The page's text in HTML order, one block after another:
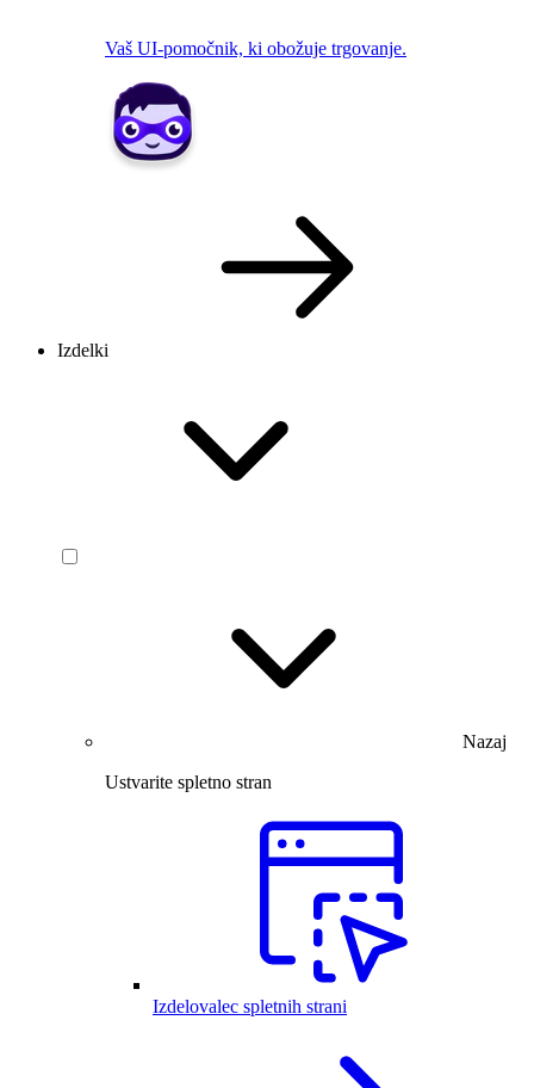
Vaš UI-pomočnik, ki obožuje trgovanje.
Izdelki
Nazaj
Ustvarite spletno stran
Izdelovalec spletnih strani